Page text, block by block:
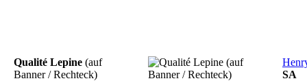
Qualité Lepine (auf
Banner / Rechteck)
SA